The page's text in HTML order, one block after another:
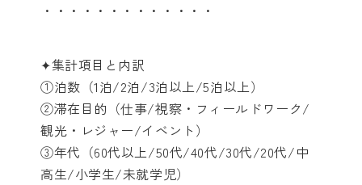
・・・・・・・・・・・・・
✦集計項目と内訳
①泊数（1泊/2泊/3泊以上/5泊以上）
②滞在目的（仕事/視察・フィールドワーク/
観光・レジャー/イベント）
③年代（60代以上/50代/40代/30代/20代/中
高生/小学生/未就学児）